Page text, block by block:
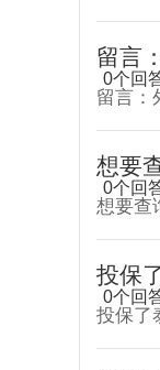
留言
0个回
留言：
想要
0个回
想要查
投保
0个回
投保了